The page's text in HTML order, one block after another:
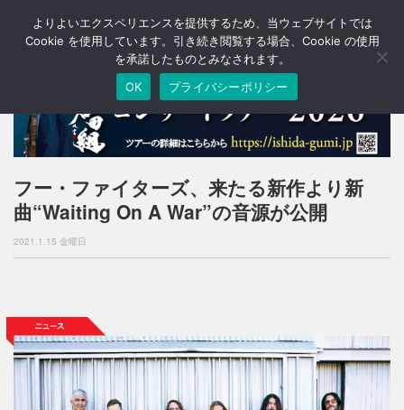
T
o
a
v
o
フー・ファイターズ、来たる新作より新
曲“Waiting On A War”の音源が公開
2021.1.15 金曜日
よりよいエクスペリエンスを提供するため、当ウェブサイトでは
Cookie を使用しています。引き続き閲覧する場合、Cookie の使用
を承諾したものとみなされます。
OK
プライバシーポリシー